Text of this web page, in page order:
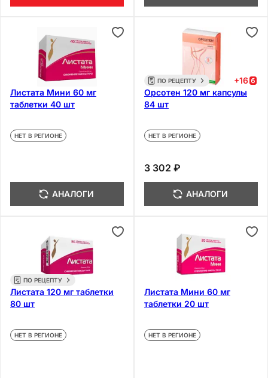
Листата Мини 60 мг
таблетки 40 шт
НЕТ В РЕГИОНЕ
АНАЛОГИ
ПО РЕЦЕПТУ +16
Орсотен 120 мг капсулы
84 шт
НЕТ В РЕГИОНЕ
3 302 ₽
АНАЛОГИ
ПО РЕЦЕПТУ
Листата 120 мг таблетки
80 шт
НЕТ В РЕГИОНЕ
Листата Мини 60 мг
таблетки 20 шт
НЕТ В РЕГИОНЕ